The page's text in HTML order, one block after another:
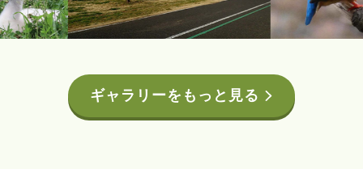
ギャラリーをもっと見る